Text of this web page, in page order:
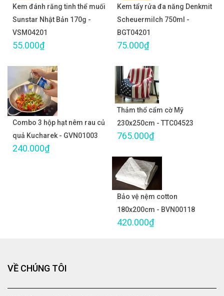
Kem đánh răng tinh thể muối
Sunstar Nhật Bản 170g -
VSM04201
55.000₫
Kem tẩy rửa đa năng Denkmit
Scheuermilch 750ml -
BGT04201
75.000₫
Combo 3 hộp hạt nêm rau củ
quả Kucharek - GVN01003
240.000₫
Thảm thổ cẩm cờ Mỹ
230x250cm - TTC04523
765.000₫
Bảo vệ nệm cotton
180x200cm - BVN00118
420.000₫
VỀ CHÚNG TÔI